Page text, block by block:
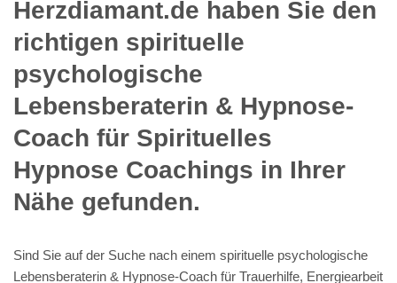
Herzdiamant.de haben Sie den
richtigen spirituelle
psychologische
Lebensberaterin & Hypnose-
Coach für Spirituelles
Hypnose Coachings in Ihrer
Nähe gefunden.
Sind Sie auf der Suche nach einem spirituelle psychologische
Lebensberaterin & Hypnose-Coach für Trauerhilfe, Energiearbeit